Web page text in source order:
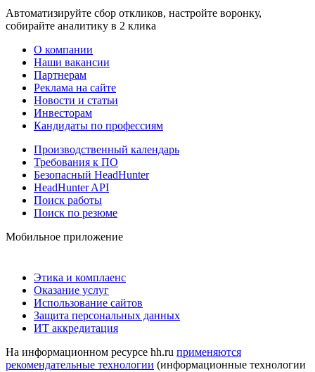
Автоматизируйте сбор откликов, настройте воронку,
собирайте аналитику в 2 клика
О компании
Наши вакансии
Партнерам
Реклама на сайте
Новости и статьи
Инвесторам
Кандидаты по профессиям
Производственный календарь
Требования к ПО
Безопасный HeadHunter
HeadHunter API
Поиск работы
Поиск по резюме
Мобильное приложение
Этика и комплаенс
Оказание услуг
Использование сайтов
Защита персональных данных
ИТ аккредитация
На информационном ресурсе hh.ru применяются
рекомендательные технологии (информационные технологии